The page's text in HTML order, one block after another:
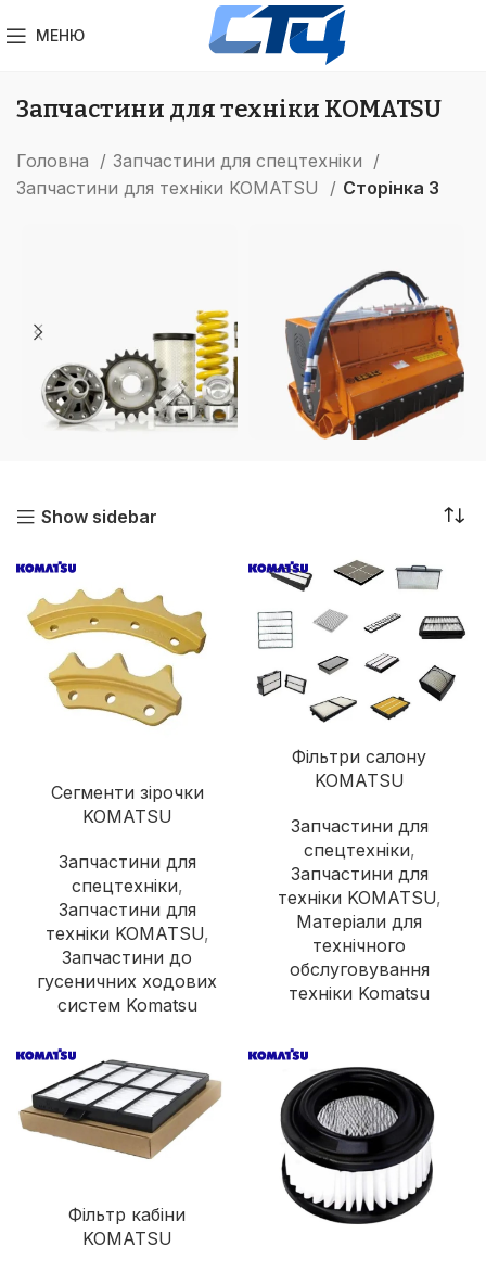
МЕНЮ
Запчастини для техніки KOMATSU
Головна
Запчастини для спецтехніки
Запчастини для техніки KOMATSU
Сторінка 3
СПЕЦТЕХНІКИ
Show sidebar
Сегменти зірочки
KOMATSU
Запчастини для
спецтехніки,
Запчастини для
техніки KOMATSU,
Запчастини до
гусеничних ходових
систем Komatsu
Фільтри салону
KOMATSU
Запчастини для
спецтехніки,
Запчастини для
техніки KOMATSU,
Матеріали для
технічного
обслуговування
техніки Komatsu
Фільтр кабіни
KOMATSU